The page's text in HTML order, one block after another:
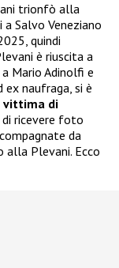
trionfò alla
a Salvo Veneziano
quindi
è riuscita a
Mario Adinolfi e
ex naufraga, si è
vittima di
ricevere foto
da
alla Plevani. Ecco